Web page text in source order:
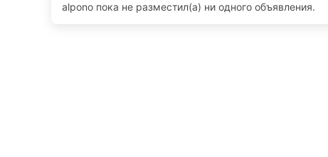
alpono пока не разместил(а) ни одного объявления.